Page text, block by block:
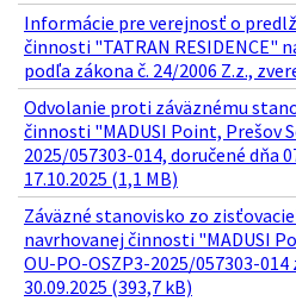
Informácie pre verejnosť o
činnosti "TATRAN RESIDENCE"
podľa zákona č. 24/2006 Z.z.,
Odvolanie proti záväznému
činnosti "MADUSI Point, Prešov
2025/057303-014, doručené dňa
17.10.2025 (1,1 MB)
Záväzné stanovisko zo
navrhovanej činnosti "MADUSI
OU-PO-OSZP3-2025/057303-014
30.09.2025 (393,7 kB)